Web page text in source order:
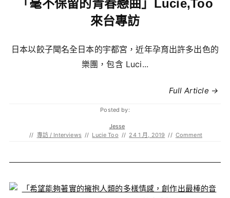
「毫不保留的青春戀曲」Lucie,Too
來台專訪
日本以餃子聞名全日本的宇都宮，近年孕育出許多出色的
樂團，包含 Luci...
Full Article →
Posted by:
Jesse
// 專訪 / Interviews // Lucie Too // 24 1 月, 2019 // Comment